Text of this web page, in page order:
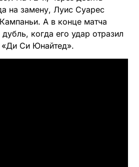
на замену, Луис Суарес
А в конце матча
когда его удар отразил
«Ди Си Юнайтед».